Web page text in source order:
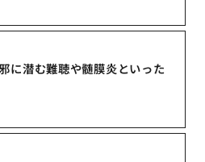
に潜む難聴や髄膜炎といった